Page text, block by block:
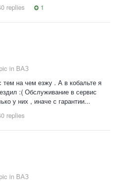
replies 1
in ВАЗ
тем на чем езжу . А в кобальте я
:( Обслуживание в сервис
у них , иначе с гарантии...
replies
in ВАЗ